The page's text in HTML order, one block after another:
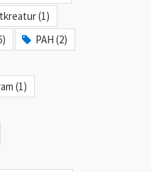
(1)
PAH (2)
(1)